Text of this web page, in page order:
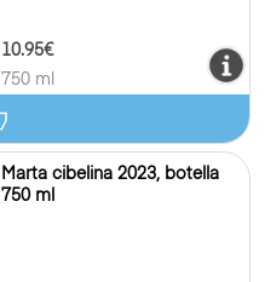
10.95€
750 ml
Marta cibelina 2023, botella
750 ml